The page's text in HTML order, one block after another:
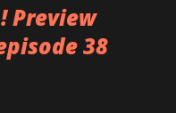
Preview
38